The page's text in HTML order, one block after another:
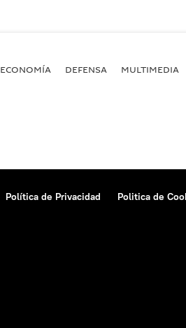
ECONOMÍA DEFENSA MULTIMEDIA
Política de Privacidad Politica de